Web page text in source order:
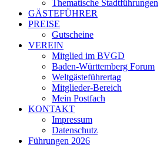
Thematische Stadtführungen
GÄSTEFÜHRER
PREISE
Gutscheine
VEREIN
Mitglied im BVGD
Baden-Württemberg Forum
Weltgästeführertag
Mitglieder-Bereich
Mein Postfach
KONTAKT
Impressum
Datenschutz
Führungen 2026